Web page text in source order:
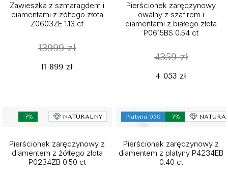
Zawieszka z szmaragdem i
diamentami z żółtego złota
Z0603ZE 1.13 ct
13999 zł
11 899 zł
Pierścionek zaręczynowy
owalny z szafirem i
diamentami z białego złota
P0615BS 0.54 ct
4359 zł
4 053 zł
-7% NATURALNY
Pierścionek zaręczynowy z
diamentem z żółtego złota
P0234ZB 0.50 ct
Platyna 950 -7%
Pierścionek zaręczynowy z
diamentem z platyny P4234EB
0.40 ct